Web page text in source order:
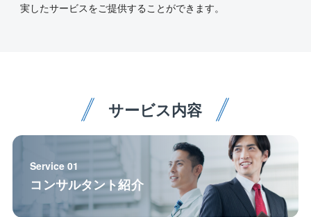
実したサービスをご提供することができます。
サービス内容
Service 01
コンサルタント紹介